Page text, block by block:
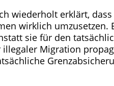
wiederholt erklärt,
wirklich
sie für den
illegaler Migration